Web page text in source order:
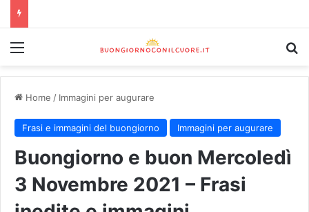
Home / Immagini per augurare
Frasi e immagini del buongiorno Immagini per augurare
Buongiorno e buon Mercoledì
3 Novembre 2021 – Frasi